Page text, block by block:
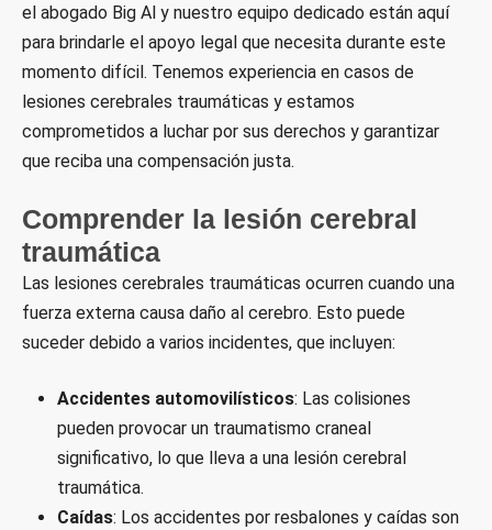
el abogado Big Al y nuestro equipo dedicado están aquí
para brindarle el apoyo legal que necesita durante este
momento difícil. Tenemos experiencia en casos de
lesiones cerebrales traumáticas y estamos
comprometidos a luchar por sus derechos y garantizar
que reciba una compensación justa.
Comprender la lesión cerebral
traumática
Las lesiones cerebrales traumáticas ocurren cuando una
fuerza externa causa daño al cerebro. Esto puede
suceder debido a varios incidentes, que incluyen:
Accidentes automovilísticos: Las colisiones
pueden provocar un traumatismo craneal
significativo, lo que lleva a una lesión cerebral
traumática.
Caídas: Los accidentes por resbalones y caídas son